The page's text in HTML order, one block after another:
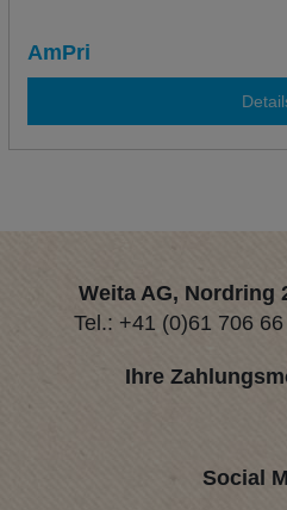
AmPri
Weita AG, Nordring
Tel.: +41 (0)61 706
Ihre
Social